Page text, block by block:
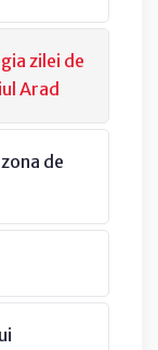
zilei de
Arad
de